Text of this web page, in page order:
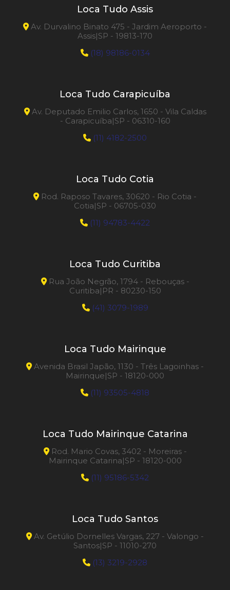
Loca Tudo Assis
Av. Durvalino Binato 475 - Jardim Aeroporto -
Assis|SP - 19813-170
(18) 98186-0134
Loca Tudo Carapicuíba
Av. Deputado Emilio Carlos, 1650 - Vila Caldas
- Carapicuíba|SP - 06310-160
(11) 4182-2500
Loca Tudo Cotia
Rod. Raposo Tavares, 30620 - Rio Cotia -
Cotia|SP - 06705-030
(11) 94783-4422
Loca Tudo Curitiba
Rua João Negrão, 1794 - Rebouças -
Curitiba|PR - 80230-150
(41) 3079-1989
Loca Tudo Mairinque
Avenida Brasil Japão, 1130 - Três Lagoinhas -
Mairinque|SP - 18120-000
(11) 93505-4818
Loca Tudo Mairinque Catarina
Rod. Mario Covas, 3402 - Moreiras -
Mairinque Catarina|SP - 18120-000
(11) 95186-5342
Loca Tudo Santos
Av. Getúlio Dornelles Vargas, 227 - Valongo -
Santos|SP - 11010-270
(13) 3219-2928